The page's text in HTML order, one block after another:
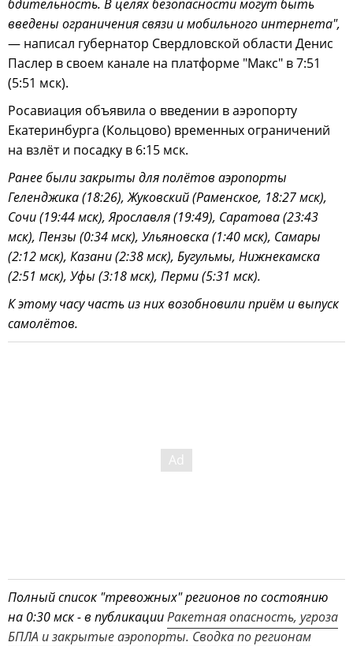
бдительность. В целях безопасности могут быть
введены ограничения связи и мобильного интернета",
— написал губернатор Свердловской области Денис
Паслер в своем канале на платформе "Макс" в 7:51
(5:51 мск).
Росавиация объявила о введении в аэропорту
Екатеринбурга (Кольцово) временных ограничений
на взлёт и посадку в 6:15 мск.
Ранее были закрыты для полётов аэропорты
Геленджика (18:26), Жуковский (Раменское, 18:27 мск),
Сочи (19:44 мск), Ярославля (19:49), Саратова (23:43
мск), Пензы (0:34 мск), Ульяновска (1:40 мск), Самары
(2:12 мск), Казани (2:38 мск), Бугульмы, Нижнекамска
(2:51 мск), Уфы (3:18 мск), Перми (5:31 мск).
К этому часу часть из них возобновили приём и выпуск
самолётов.
Полный список "тревожных" регионов по состоянию
на 0:30 мск - в публикацииРакетная опасность, угроза
БПЛА и закрытые аэропорты. Сводка по регионам